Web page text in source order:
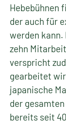
Hebebühnen
der auch für
werden
zehn
verspricht
gearbeitet
japanische
der
bereits seit